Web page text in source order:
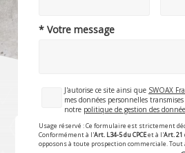
* Votre message
J'autorise ce site ainsi que SWOAX
mes données personnelles
notre politique de gestion des
Usage réservé : Ce formulaire est strictement
Conformément à l'Art. L34-5 du CPCEet à l'Art. 21
opposons à toute prospection commerciale. Tout